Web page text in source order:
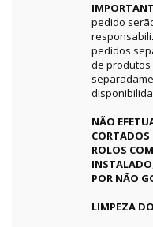
pedido
pedidos
de produtos
NÃO
ROLOS
POR NÃO
LIMPEZA